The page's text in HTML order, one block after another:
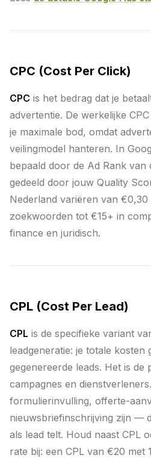
CPC (Cost Per Click)
CPC is het bedrag dat je
advertentie. De werkelijke
je maximale bod, omdat
veilingmodel hanteren. In
bepaald door de Ad Rank
gedeeld door jouw Quality
Nederland variëren van
zoekwoorden tot €15+ in
finance en juridisch.
CPL (Cost Per Lead)
CPL is de specifieke variant
leadgeneratie: je totale kosten
gegenereerde leads. Het is
campagnes en
formulierinvulling, offerte-
nieuwsbriefinschrijving zijn —
als lead telt. Houd naast CPL
rate bij: een CPL van €20 met